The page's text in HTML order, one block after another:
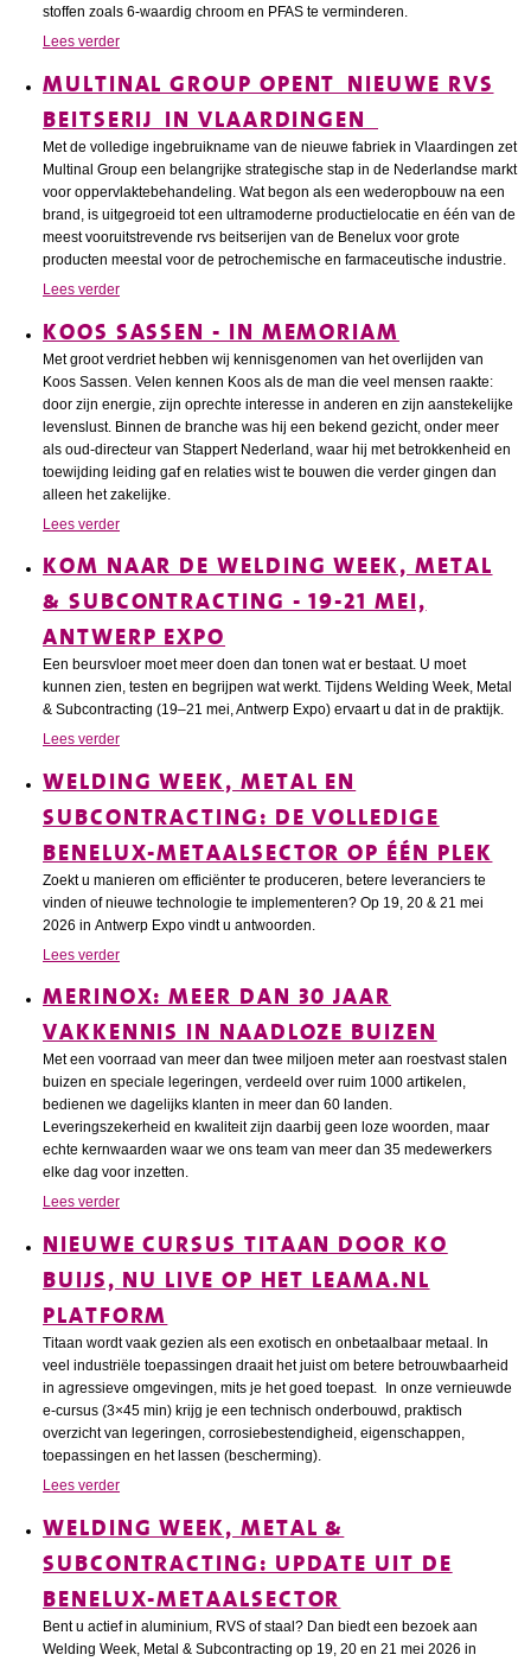
stoffen zoals 6-waardig chroom en PFAS te verminderen.
Lees verder
MULTINAL GROUP OPENT NIEUWE RVS
BEITSERIJ IN VLAARDINGEN
Met de volledige ingebruikname van de nieuwe fabriek in Vlaardingen zet
Multinal Group een belangrijke strategische stap in de Nederlandse markt
voor oppervlaktebehandeling. Wat begon als een wederopbouw na een
brand, is uitgegroeid tot een ultramoderne productielocatie en één van de
meest vooruitstrevende rvs beitserijen van de Benelux voor grote
producten meestal voor de petrochemische en farmaceutische industrie.
Lees verder
KOOS SASSEN - IN MEMORIAM
Met groot verdriet hebben wij kennisgenomen van het overlijden van
Koos Sassen. Velen kennen Koos als de man die veel mensen raakte:
door zijn energie, zijn oprechte interesse in anderen en zijn aanstekelijke
levenslust. Binnen de branche was hij een bekend gezicht, onder meer
als oud-directeur van Stappert Nederland, waar hij met betrokkenheid en
toewijding leiding gaf en relaties wist te bouwen die verder gingen dan
alleen het zakelijke.
Lees verder
KOM NAAR DE WELDING WEEK, METAL
& SUBCONTRACTING - 19-21 MEI,
ANTWERP EXPO
Een beursvloer moet meer doen dan tonen wat er bestaat. U moet
kunnen zien, testen en begrijpen wat werkt. Tijdens Welding Week, Metal
& Subcontracting (19–21 mei, Antwerp Expo) ervaart u dat in de praktijk.
Lees verder
WELDING WEEK, METAL EN
SUBCONTRACTING: DE VOLLEDIGE
BENELUX-METAALSECTOR OP ÉÉN PLEK
Zoekt u manieren om efficiënter te produceren, betere leveranciers te
vinden of nieuwe technologie te implementeren? Op 19, 20 & 21 mei
2026 in Antwerp Expo vindt u antwoorden.
Lees verder
MERINOX: MEER DAN 30 JAAR
VAKKENNIS IN NAADLOZE BUIZEN
Met een voorraad van meer dan twee miljoen meter aan roestvast stalen
buizen en speciale legeringen, verdeeld over ruim 1000 artikelen,
bedienen we dagelijks klanten in meer dan 60 landen.
Leveringszekerheid en kwaliteit zijn daarbij geen loze woorden, maar
echte kernwaarden waar we ons team van meer dan 35 medewerkers
elke dag voor inzetten.
Lees verder
NIEUWE CURSUS TITAAN DOOR KO
BUIJS, NU LIVE OP HET LEAMA.NL
PLATFORM
Titaan wordt vaak gezien als een exotisch en onbetaalbaar metaal. In
veel industriële toepassingen draait het juist om betere betrouwbaarheid
in agressieve omgevingen, mits je het goed toepast. In onze vernieuwde
e-cursus (3×45 min) krijg je een technisch onderbouwd, praktisch
overzicht van legeringen, corrosiebestendigheid, eigenschappen,
toepassingen en het lassen (bescherming).
Lees verder
WELDING WEEK, METAL &
SUBCONTRACTING: UPDATE UIT DE
BENELUX-METAALSECTOR
Bent u actief in aluminium, RVS of staal? Dan biedt een bezoek aan
Welding Week, Metal & Subcontracting op 19, 20 en 21 mei 2026 in